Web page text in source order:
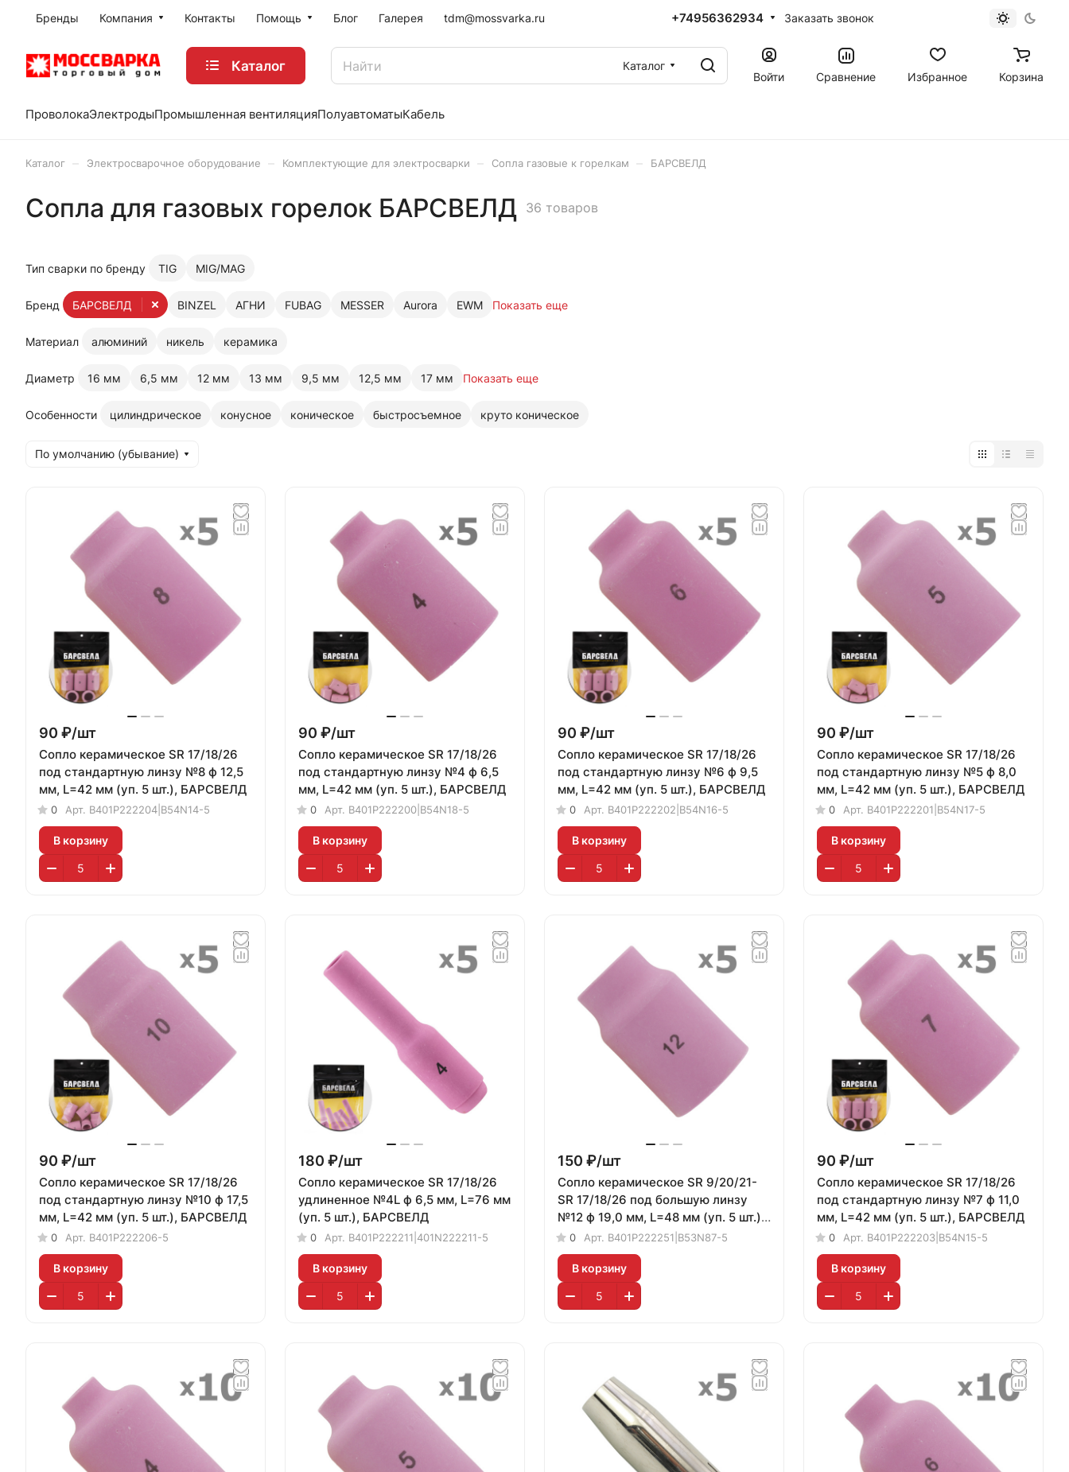
Бренды Компания Контакты Помощь Блог Галерея tdm@mossvarka.ru +74956362934 Заказать звонок
Каталог
Каталог
Войти
Сравнение Избранное Корзина
ПроволокаЭлектродыПромышленная вентиляцияПолуавтоматыКабель
Каталог Электросварочное оборудование Комплектующие для электросварки Сопла газовые к горелкам БАРСВЕЛД
Сопла для газовых горелок БАРСВЕЛД 36 товаров
Тип сварки по бренду TIG MIG/MAG
Бренд БАРСВЕЛД BINZEL АГНИ FUBAG MESSER Aurora EWM Показать еще
Материал алюминий никель керамика
Диаметр 16 мм 6,5 мм 12 мм 13 мм 9,5 мм 12,5 мм 17 мм Показать еще
Особенности цилиндрическое конусное коническое быстросъемное круто коническое
По умолчанию (убывание)
90 ₽/шт
Сопло керамическое SR 17/18/26
под стандартную линзу №8 ф 12,5
мм, L=42 мм (уп. 5 шт.), БАРСВЕЛД
0 Арт. B401P222204|B54N14-5
В корзину
90 ₽/шт
Сопло керамическое SR 17/18/26
под стандартную линзу №4 ф 6,5
мм, L=42 мм (уп. 5 шт.), БАРСВЕЛД
0 Арт. B401P222200|B54N18-5
В корзину
90 ₽/шт
Сопло керамическое SR 17/18/26
под стандартную линзу №6 ф 9,5
мм, L=42 мм (уп. 5 шт.), БАРСВЕЛД
0 Арт. B401P222202|B54N16-5
В корзину
90 ₽/шт
Сопло керамическое SR 17/18/26
под стандартную линзу №5 ф 8,0
мм, L=42 мм (уп. 5 шт.), БАРСВЕЛД
0 Арт. B401P222201|B54N17-5
В корзину
90 ₽/шт
Сопло керамическое SR 17/18/26
под стандартную линзу №10 ф 17,5
мм, L=42 мм (уп. 5 шт.), БАРСВЕЛД
0 Арт. B401P222206-5
В корзину
180 ₽/шт
Сопло керамическое SR 17/18/26
удлиненное №4L ф 6,5 мм, L=76 мм
(уп. 5 шт.), БАРСВЕЛД
0 Арт. B401P222211|401N222211-5
В корзину
150 ₽/шт
Сопло керамическое SR 9/20/21-
SR 17/18/26 под большую линзу
№12 ф 19,0 мм, L=48 мм (уп. 5 шт.),
БАРСВЕЛД
0 Арт. B401P222251|B53N87-5
В корзину
90 ₽/шт
Сопло керамическое SR 17/18/26
под стандартную линзу №7 ф 11,0
мм, L=42 мм (уп. 5 шт.), БАРСВЕЛД
0 Арт. B401P222203|B54N15-5
В корзину